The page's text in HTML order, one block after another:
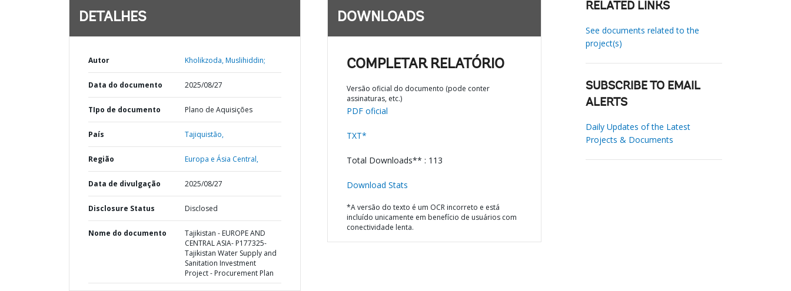
DETALHES
Autor Kholikzoda, Muslihiddin;
Data do documento 2025/08/27
TIpo de documento Plano de Aquisições
País Tajiquistão,
Região Europa e Ásia Central,
Data de divulgação 2025/08/27
Disclosure Status Disclosed
Nome do documento
Tajikistan - EUROPE AND
CENTRAL ASIA- P177325-
Tajikistan Water Supply and
Sanitation Investment
Project - Procurement Plan
DOWNLOADS
COMPLETAR RELATÓRIO
Versão oficial do documento (pode conter
assinaturas, etc.)
PDF oficial
TXT*
Total Downloads** : 113
Download Stats
*A versão do texto é um OCR incorreto e está
incluído unicamente em benefício de usuários com
conectividade lenta.
RELATED LINKS
See documents related to the
project(s)
SUBSCRIBE TO EMAIL
ALERTS
Daily Updates of the Latest
Projects & Documents